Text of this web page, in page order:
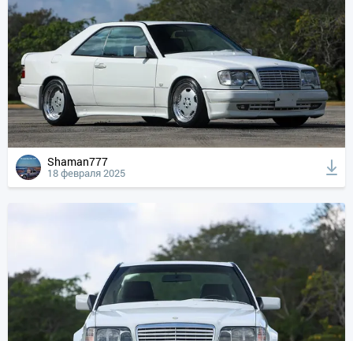
Shaman777
18 февраля 2025